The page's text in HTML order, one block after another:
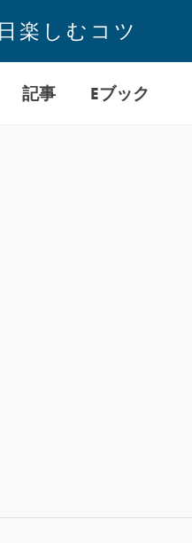
楽しむコツ
記事 Eブック